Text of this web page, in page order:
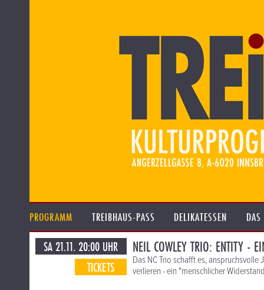
PROGRAMM TREIBHAUS-PASS DELIKATESSEN
SA 21.11. 20:00 UHR
TICKETS
NEIL COWLEY TRIO: ENTITY -
Das NC Trio schafft es,
verlieren - ein "menschlicher